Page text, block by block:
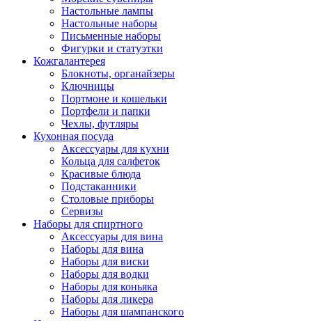
Настольные лампы
Настольные наборы
Письменные наборы
Фигурки и статуэтки
Кожгалантерея
Блокноты, органайзеры
Ключницы
Портмоне и кошельки
Портфели и папки
Чехлы, футляры
Кухонная посуда
Аксессуары для кухни
Кольца для салфеток
Красивые блюда
Подстаканники
Столовые приборы
Cервизы
Наборы для спиртного
Аксессуары для вина
Наборы для вина
Наборы для виски
Наборы для водки
Наборы для коньяка
Наборы для ликера
Наборы для шампанского